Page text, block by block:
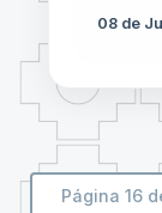
08 de
Página 16